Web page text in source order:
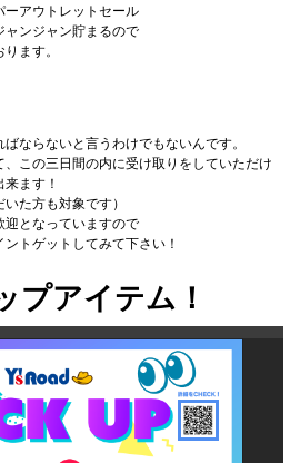
ーアウトレットセール
ャンジャン貯まるので
ます。
ならないと言うわけでもないんです。
この三日間の内に受け取りをしていただけ
ます！
た方も対象です）
迎となっていますので
トゲットしてみて下さい！
プアイテム！